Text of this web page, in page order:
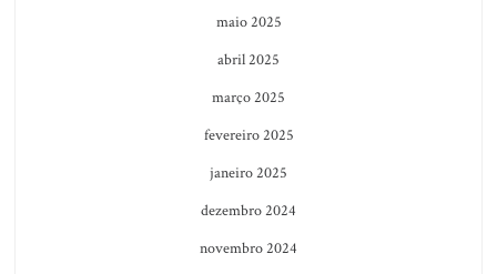
maio 2025
abril 2025
março 2025
fevereiro 2025
janeiro 2025
dezembro 2024
novembro 2024